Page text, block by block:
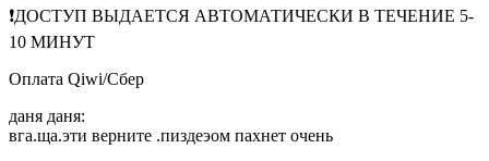
❗️ДОСТУП ВЫДАЕТСЯ АВТОМАТИЧЕСКИ В ТЕЧЕНИЕ 5-
10 МИНУТ
Оплата Qiwi/Сбер
даня даня:
вга.ща.эти верните .пиздеэом пахнет очень